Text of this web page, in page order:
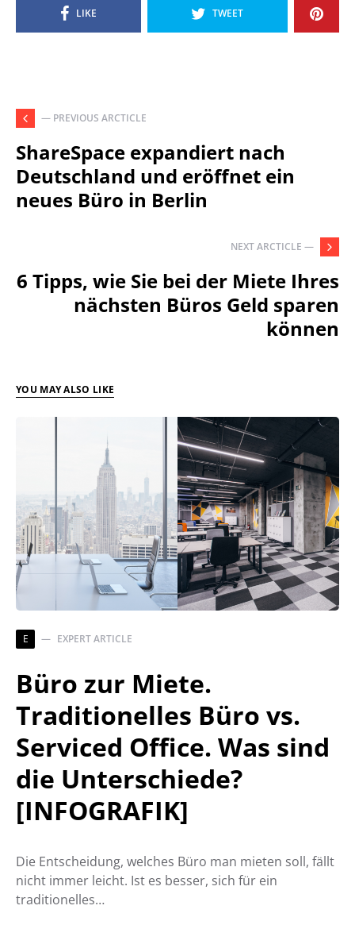
LIKE TWEET
— PREVIOUS ARCTICLE
ShareSpace expandiert nach
Deutschland und eröffnet ein
neues Büro in Berlin
NEXT ARCTICLE —
6 Tipps, wie Sie bei der Miete Ihres
nächsten Büros Geld sparen
können
YOU MAY ALSO LIKE
E EXPERT ARTICLE
Büro zur Miete.
Traditionelles Büro vs.
Serviced Office. Was sind
die Unterschiede?
[INFOGRAFIK]
Die Entscheidung, welches Büro man mieten soll, fällt
nicht immer leicht. Ist es besser, sich für ein
traditionelles…